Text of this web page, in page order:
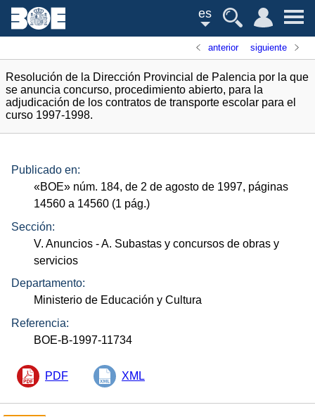
es
anterior siguiente
Resolución de la Dirección Provincial de Palencia por la que
se anuncia concurso, procedimiento abierto, para la
adjudicación de los contratos de transporte escolar para el
curso 1997-1998.
Publicado en:
«BOE» núm. 184, de 2 de agosto de 1997, páginas
14560 a 14560 (1 pág.)
Sección:
V. Anuncios - A. Subastas y concursos de obras y
servicios
Departamento:
Ministerio de Educación y Cultura
Referencia:
BOE-B-1997-11734
PDF XML